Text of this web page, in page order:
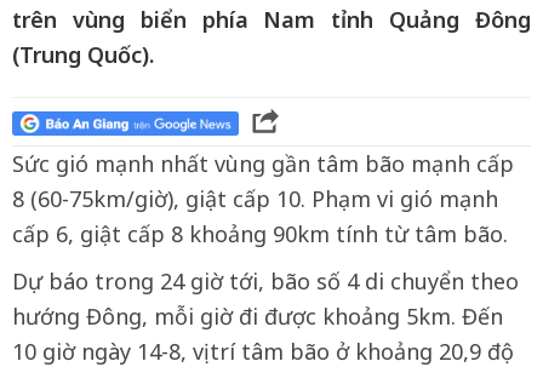
trên vùng biển phía Nam tỉnh Quảng Đông
(Trung Quốc).
Sức gió mạnh nhất vùng gần tâm bão mạnh cấp
8 (60-75km/giờ), giật cấp 10. Phạm vi gió mạnh
cấp 6, giật cấp 8 khoảng 90km tính từ tâm bão.
Dự báo trong 24 giờ tới, bão số 4 di chuyển theo
hướng Đông, mỗi giờ đi được khoảng 5km. Đến
10 giờ ngày 14-8, vị trí tâm bão ở khoảng 20,9 độ